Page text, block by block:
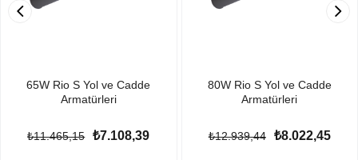
65W Rio S Yol ve Cadde
Armatürleri
₺7.108,39
₺11.465,15
80W Rio S Yol ve Cadde
Armatürleri
₺8.022,45
₺12.939,44